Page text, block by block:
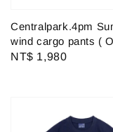
Centralpark.4pm
wind cargo pants (
Regular
NT$ 1,980